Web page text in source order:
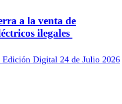
a la venta de
ilegales